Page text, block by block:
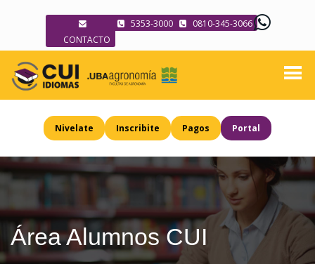
CONTACTO
5353-3000 0810-345-3066
Nivelate Inscribite Pagos Portal
Área Alumnos CUI